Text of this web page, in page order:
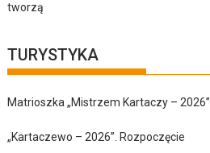
tworzą
TURYSTYKA
Matrioszka „Mistrzem Kartaczy – 2026”
„Kartaczewo – 2026”. Rozpoczęcie